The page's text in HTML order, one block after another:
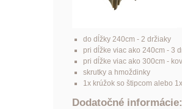
do dĺžky 240cm - 2 držiaky
pri dĺžke viac ako 240cm - 3
pri dĺžke viac ako 300cm -
skrutky a hmoždinky
1x krúžok so štipcom alebo
Dodatočné informácie: